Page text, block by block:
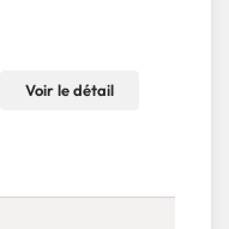
Voir le détail